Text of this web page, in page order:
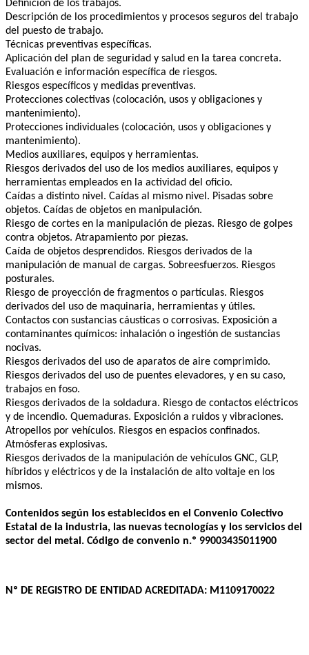
Definición de los trabajos.
Descripción de los procedimientos y procesos seguros del trabajo
del puesto de trabajo.
Técnicas preventivas específicas.
Aplicación del plan de seguridad y salud en la tarea concreta.
Evaluación e información específica de riesgos.
Riesgos específicos y medidas preventivas.
Protecciones colectivas (colocación, usos y obligaciones y
mantenimiento).
Protecciones individuales (colocación, usos y obligaciones y
mantenimiento).
Medios auxiliares, equipos y herramientas.
Riesgos derivados del uso de los medios auxiliares, equipos y
herramientas empleados en la actividad del oficio.
Caídas a distinto nivel. Caídas al mismo nivel. Pisadas sobre
objetos. Caídas de objetos en manipulación.
Riesgo de cortes en la manipulación de piezas. Riesgo de golpes
contra objetos. Atrapamiento por piezas.
Caída de objetos desprendidos. Riesgos derivados de la
manipulación de manual de cargas. Sobreesfuerzos. Riesgos
posturales.
Riesgo de proyección de fragmentos o partículas. Riesgos
derivados del uso de maquinaria, herramientas y útiles.
Contactos con sustancias cáusticas o corrosivas. Exposición a
contaminantes químicos: inhalación o ingestión de sustancias
nocivas.
Riesgos derivados del uso de aparatos de aire comprimido.
Riesgos derivados del uso de puentes elevadores, y en su caso,
trabajos en foso.
Riesgos derivados de la soldadura. Riesgo de contactos eléctricos
y de incendio. Quemaduras. Exposición a ruidos y vibraciones.
Atropellos por vehículos. Riesgos en espacios confinados.
Atmósferas explosivas.
Riesgos derivados de la manipulación de vehículos GNC, GLP,
híbridos y eléctricos y de la instalación de alto voltaje en los
mismos.
Contenidos según los establecidos en el Convenio Colectivo
Estatal de la industria, las nuevas tecnologías y los servicios del
sector del metal. Código de convenio n.º 99003435011900
Nº DE REGISTRO DE ENTIDAD ACREDITADA: M1109170022